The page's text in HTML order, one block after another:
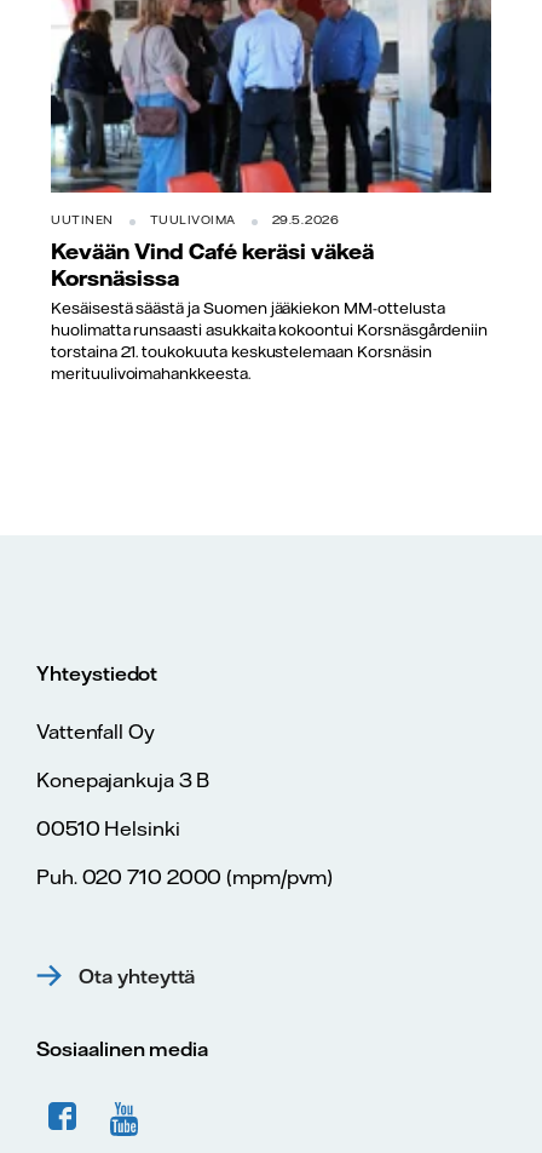
UUTINEN TUULIVOIMA 29.5.2026
Kevään Vind Café keräsi väkeä
Korsnäsissa
Kesäisestä säästä ja Suomen jääkiekon MM-ottelusta
huolimatta runsaasti asukkaita kokoontui Korsnäsgårdeniin
torstaina 21. toukokuuta keskustelemaan Korsnäsin
merituulivoimahankkeesta.
Yhteystiedot
Vattenfall Oy
Konepajankuja 3 B
00510 Helsinki
Puh. 020 710 2000 (mpm/pvm)
Ota yhteyttä
Sosiaalinen media